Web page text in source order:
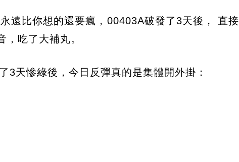
遠比你想的還要瘋，00403A破發了3天後， 直接
吃了大補丸。
3天慘綠後，今日反彈真的是集體開外掛：